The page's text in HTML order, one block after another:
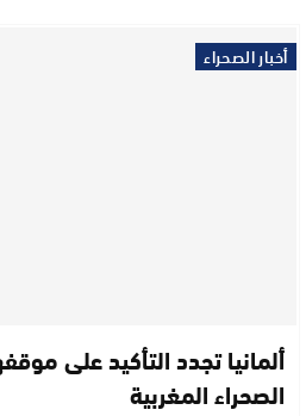
أخبار الصحراء
ألمانيا تجدد التأكيد على
الصحراء المغربية